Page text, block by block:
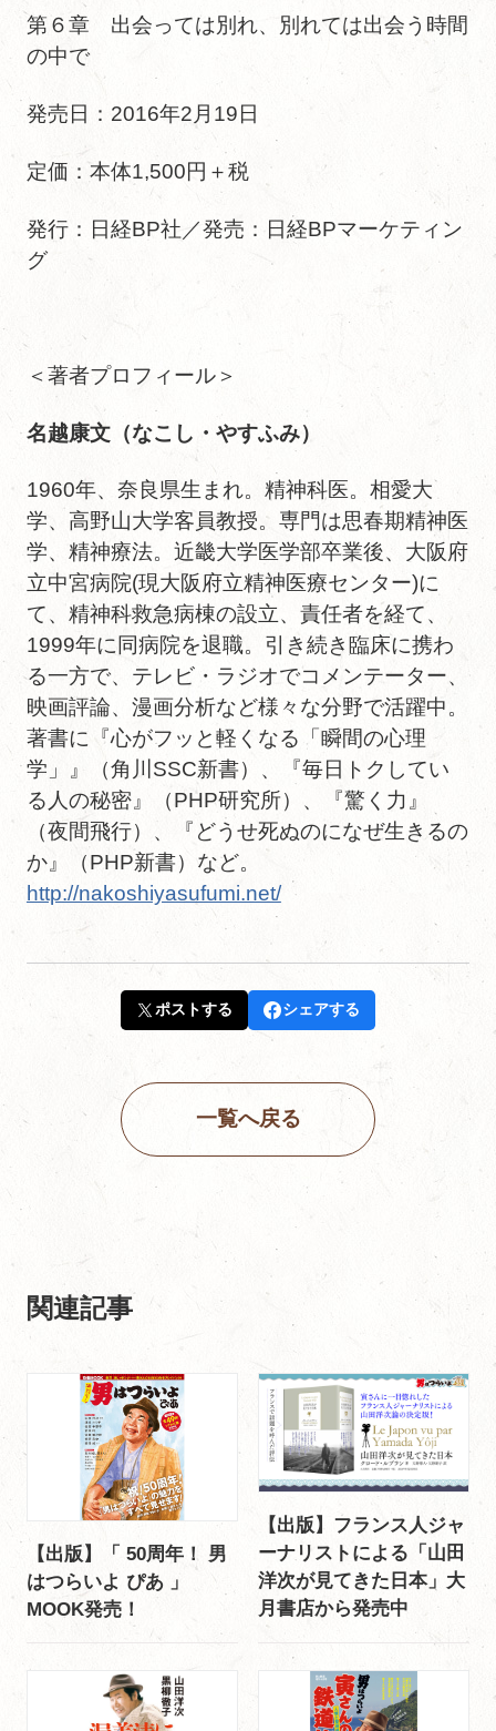
第６章 出会っては別れ、別れては出会う時間
の中で
発売日：2016年2月19日
定価：本体1,500円＋税
発行：日経BP社／発売：日経BPマーケティン
グ
＜著者プロフィール＞
名越康文（なこし・やすふみ）
1960年、奈良県生まれ。精神科医。相愛大
学、高野山大学客員教授。専門は思春期精神医
学、精神療法。近畿大学医学部卒業後、大阪府
立中宮病院(現大阪府立精神医療センター)に
て、精神科救急病棟の設立、責任者を経て、
1999年に同病院を退職。引き続き臨床に携わ
る一方で、テレビ・ラジオでコメンテーター、
映画評論、漫画分析など様々な分野で活躍中。
著書に『心がフッと軽くなる「瞬間の心理
学」』（角川SSC新書）、『毎日トクしてい
る人の秘密』（PHP研究所）、『驚く力』
（夜間飛行）、『どうせ死ぬのになぜ生きるの
か』（PHP新書）など。
http://nakoshiyasufumi.net/
ポストする シェアする
一覧へ戻る
関連記事
【出版】「 50周年！ 男
はつらいよ ぴあ 」
MOOK発売！
【出版】フランス人ジャ
ーナリストによる「山田
洋次が見てきた日本」大
月書店から発売中